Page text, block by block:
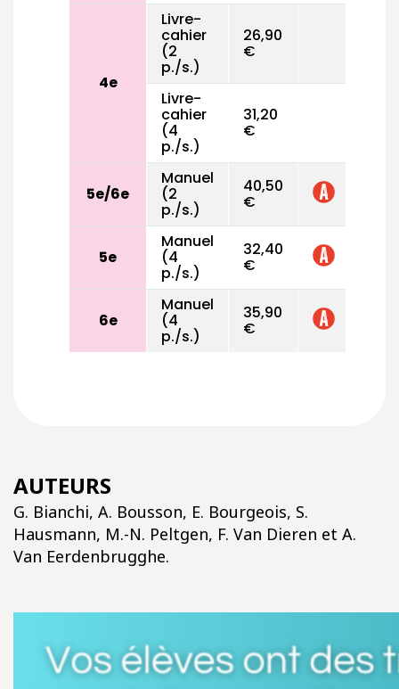
4e
Livre-
cahier
(2
p./s.)
26,90
€
Livre-
cahier
(4
p./s.)
31,20
€
5e/6e
Manuel
(2
p./s.)
40,50
€
5e
Manuel
(4
p./s.)
32,40
€
6e
Manuel
(4
p./s.)
35,90
€
AUTEURS
G. Bianchi, A. Bousson, E. Bourgeois, S.
Hausmann, M.-N. Peltgen, F. Van Dieren et A.
Van Eerdenbrugghe.